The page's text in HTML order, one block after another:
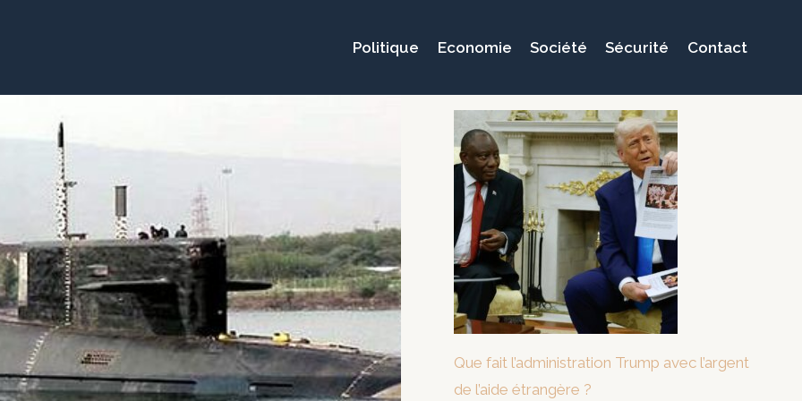
Politique Economie Société Sécurité Contact
Que fait l’administration Trump avec l’argent
de l’aide étrangère ?